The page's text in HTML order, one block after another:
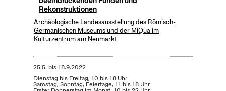
Rekonstruktionen
Archäologische Landesausstellung des Römisch-
Germanischen Museums und der MiQua im
Kulturzentrum am Neumarkt
25.5. bis18.9.2022
Dienstag bis Freitag, 10 bis 18 Uhr
Samstag, Sonntag, Feiertage, 11 bis 18 Uhr